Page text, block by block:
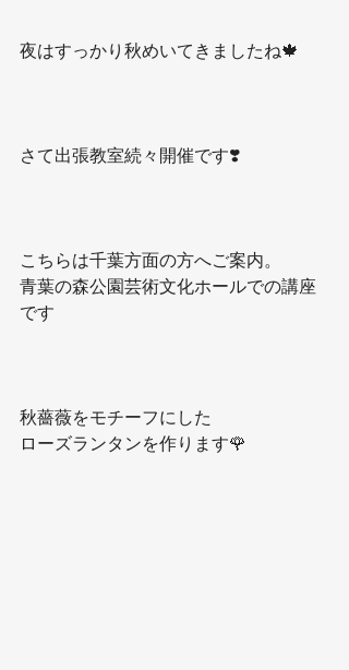
夜はすっかり秋めいてきましたね🍁
さて出張教室続々開催です❣️
こちらは千葉方面の方へご案内。
青葉の森公園芸術文化ホールでの講座
です
秋薔薇をモチーフにした
ローズランタンを作ります🌹